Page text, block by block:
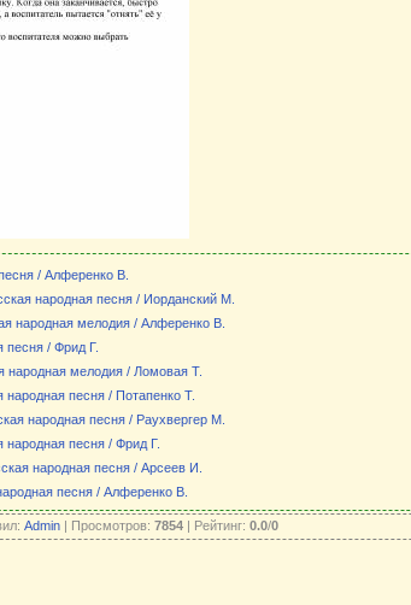
/ Алференко В.
народная песня / Иорданский М.
народная мелодия / Алференко В.
песня / Фрид Г.
народная мелодия / Ломовая Т.
песня / Потапенко Т.
народная песня / Раухвергер М.
народная песня / Фрид Г.
народная песня / Арсеев И.
песня / Алференко В.
Admin | Просмотров: 7854 | Рейтинг: 0.0/0